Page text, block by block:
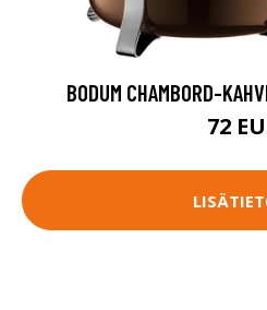
BODUM CHAMBORD-
72